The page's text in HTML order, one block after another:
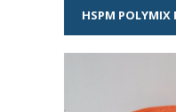
HSPM POLYMIX